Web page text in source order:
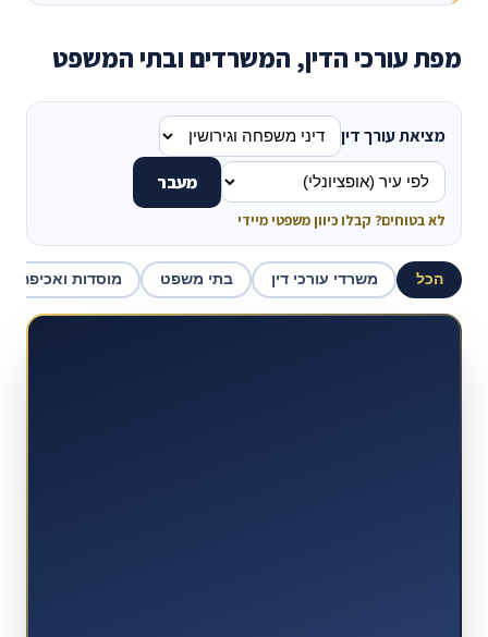
מפת עורכי הדין, המשרדים ובתי המשפט
מציאת עורך דין
מעבר
לא בטוחים? קבלו כיוון משפטי מיידי
הכל משרדי עורכי דין בתי משפט מוסדות ואכיפה